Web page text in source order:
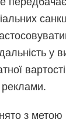
у
вартості
з метою